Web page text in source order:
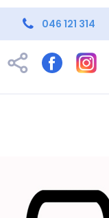
046 121 314